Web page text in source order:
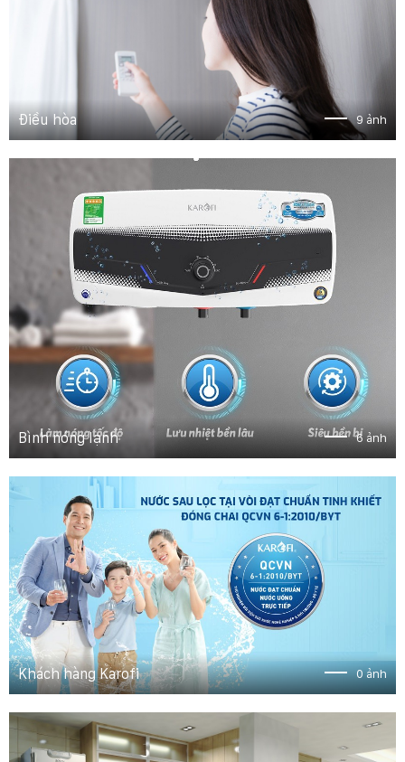
Điều hòa 9 ảnh
Bình nóng lạnh 6 ảnh
Khách hàng Karofi 0 ảnh